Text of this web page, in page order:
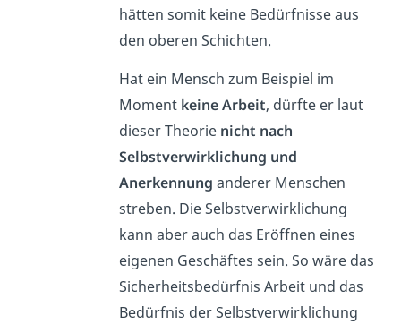
hätten somit keine Bedürfnisse aus
den oberen Schichten.
Hat ein Mensch zum Beispiel im
Moment keine Arbeit, dürfte er laut
dieser Theorie nicht nach
Selbstverwirklichung und
Anerkennung anderer Menschen
streben. Die Selbstverwirklichung
kann aber auch das Eröffnen eines
eigenen Geschäftes sein. So wäre das
Sicherheitsbedürfnis Arbeit und das
Bedürfnis der Selbstverwirklichung